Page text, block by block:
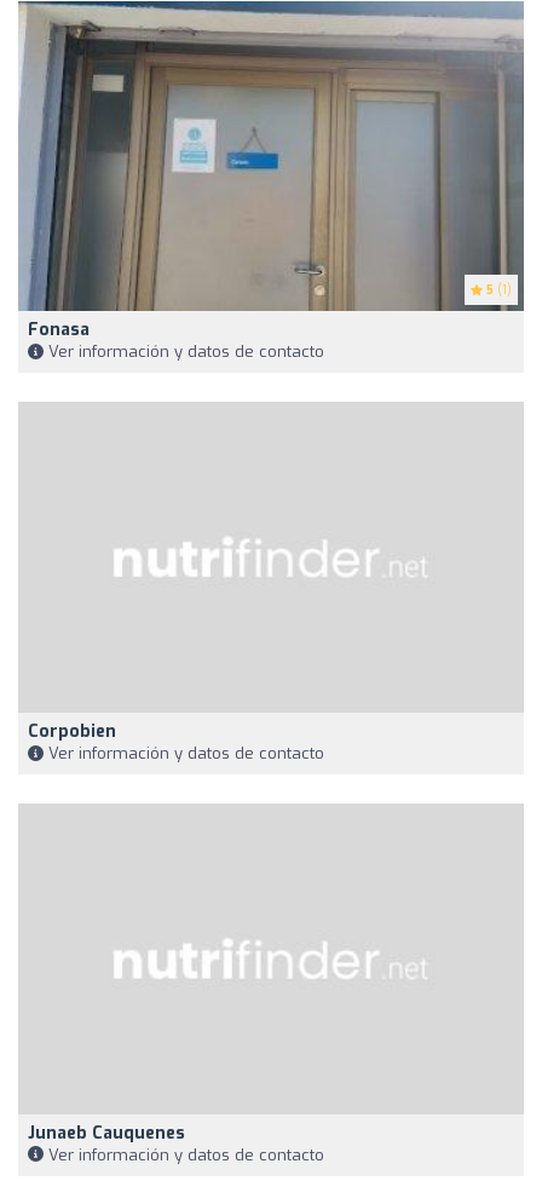
5 (1)
Fonasa
Ver información y datos de contacto
Corpobien
Ver información y datos de contacto
Junaeb Cauquenes
Ver información y datos de contacto